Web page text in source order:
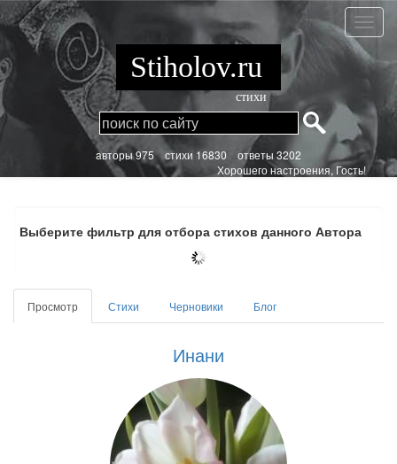
Перейти
к
основному
содержанию
Инани
Stiholov.ru
стихи
aвторы 975 стихи 16830 ответы 3202
Хорошего настроения, Гость!
Выберите фильтр для отбора стихов данного Автора
Главные
вкладки
Просмотр (активная
вкладка)
Стихи Черновики Блог
Инани